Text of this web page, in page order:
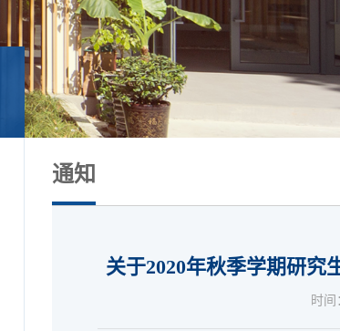
通知
关于2020年秋季学期研究
时间